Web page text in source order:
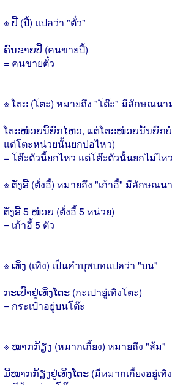
※ ປີ້ (ปี้) แปลว่า "ตั๋ว"
ຄົນຂາຍປີ້ (คนขายปี้)
= คนขายตั๋ว
※ ໂຕະ (โตะ) หมายถึง "โต๊ะ" มีลักษณนา
ໂຕະໜ່ວຍນີ້ຍົກໄຫວ, ແຕ່ໂຕະໜ່ວຍນັ້ນຍົກບໍ່
แต่โตะหน่วยนั้นยกบ่อไหว)
= โต๊ะตัวนี้ยกไหว แต่โต๊ะตัวนั้นยกไม่ไหว
※ ຕັ່ງອີ້ (ตั่งอี้) หมายถึง "เก้าอี้" มีลักษณน
ຕັ່ງອີ້ 5 ໜ່ວຍ (ตั่งอี้ 5 หน่วย)
= เก้าอี้ 5 ตัว
※ ເທິງ (เทิง) เป็นคำบุพบทแปลว่า "บน"
ກະເປົາຢູ່ເທິງໂຕະ (กะเปายู่เทิงโตะ)
= กระเป๋าอยู่บนโต๊ะ
※ ໝາກກ້ຽງ (หมากเกี้ยง) หมายถึง "ส้ม"
ມີໝາກກ້ຽງຢູ່ເທິງໂຕະ (มีหมากเกี้ยงอยู่เทิ